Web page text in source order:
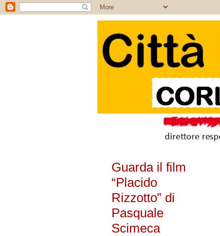
Guarda il film
“Placido
Rizzotto” di
Pasquale
Scimeca